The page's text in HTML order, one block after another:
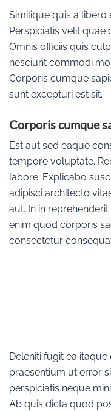
Similique quis a
Perspiciatis velit
Omnis officiis quis
nesciunt commodi
Corporis cumque
sunt excepturi est sit.
Corporis cumque
Est aut sed eaque
tempore voluptate.
labore. Explicabo
adipisci architecto
aut. In in
enim quod corporis
consectetur
Deleniti fugit ea
praesentium ut error
perspiciatis neque
Ab quis dicta quod